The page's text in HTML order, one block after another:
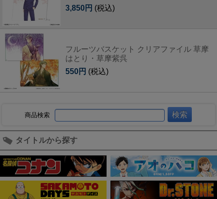
3,850円 (税込)
フルーツバスケット クリアファイル 草摩
はとり・草摩紫呉
550円 (税込)
商品検索
タイトルから探す